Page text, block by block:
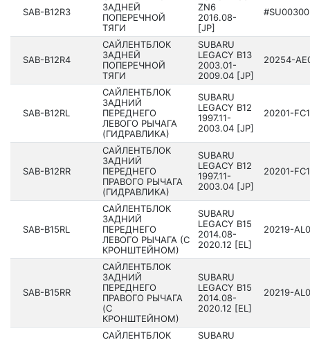
SAB-B12R3
ЗАДНЕЙ
ПОПЕРЕЧНОЙ
ТЯГИ
ZN6
2016­.08-
[JP]
SAB-B12R4
САЙЛЕНТБЛОК
ЗАДНЕЙ
ПОПЕРЕЧНОЙ
ТЯГИ
SUBARU
LEGACY B13
200­3.01-
2009.04 [JP]
20254­-
SAB-B12RL
САЙЛЕНТБЛОК
ЗАДНИЙ
ПЕРЕДНЕГО
ЛЕВОГО РЫЧАГА
(ГИДРАВЛИКА)
SUBARU
LEGACY B12
199­7.11-
2003.04 [JP]
20201­-
SAB-B12RR
САЙЛЕНТБЛОК
ЗАДНИЙ
ПЕРЕДНЕГО
ПРАВОГО РЫЧАГА
(ГИДРАВЛИКА)
SUBARU
LEGACY B12
199­7.11-
2003.04 [JP]
20201­-
SAB-B15RL
САЙЛЕНТБЛОК
ЗАДНИЙ
ПЕРЕДНЕГО
ЛЕВОГО РЫЧАГА (С
КРОНШТЕЙНОМ)
SUBARU
LEGACY B15
201­4.08-
2020.12 [EL]
20219­-
SAB-B15RR
САЙЛЕНТБЛОК
ЗАДНИЙ
ПЕРЕДНЕГО
ПРАВОГО РЫЧАГА
(С
КРОНШТЕЙНОМ)
SUBARU
LEGACY B15
201­4.08-
2020.12 [EL]
20219­-
САЙЛЕНТБЛОК
SUBARU